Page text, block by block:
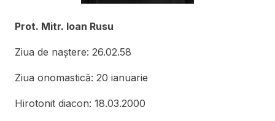
Prot. Mitr. Ioan Rusu
Ziua de naștere: 26.02.58
Ziua onomastică: 20 ianuarie
Hirotonit diacon: 18.03.2000